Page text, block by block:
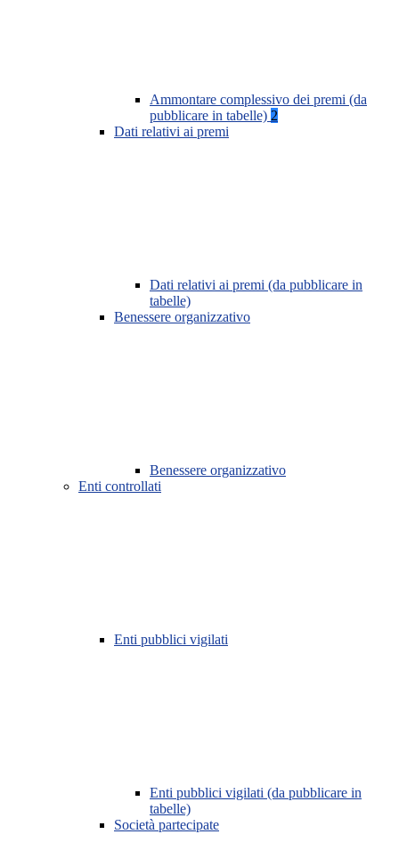
Ammontare complessivo dei premi (da
pubblicare in tabelle) 2
Dati relativi ai premi
Dati relativi ai premi (da pubblicare in
tabelle)
Benessere organizzativo
Benessere organizzativo
Enti controllati
Enti pubblici vigilati
Enti pubblici vigilati (da pubblicare in
tabelle)
Società partecipate